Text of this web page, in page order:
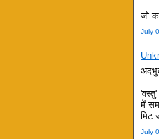
जो
July
में
मिट
July